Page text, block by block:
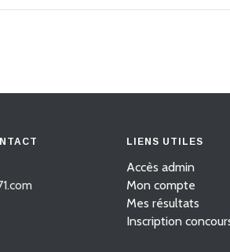
LIENS UTILES
Accès admin
Mon compte
Mes résultats
Inscription